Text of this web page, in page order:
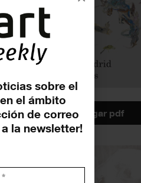
sobre el
el ámbito
de correo
la newsletter!
descargar pdf